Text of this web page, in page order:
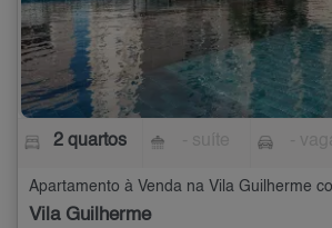
2 quartos
Apartamento à Venda na Vila Guilherme
Vila Guilherme